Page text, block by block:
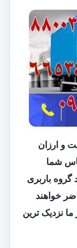
و ارزان
شما
باربری
خواهند
نزدیک ترین